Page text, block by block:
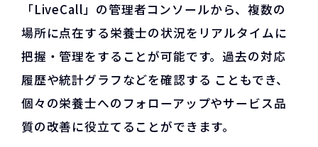
「LiveCall」の管理者コンソールから、複数の
場所に点在する栄養士の状況をリアルタイムに
把握・管理をすることが可能です。過去の対応
履歴や統計グラフなどを確認する こともでき、
個々の栄養士へのフォローアップやサービス品
質の改善に役立てることができます。